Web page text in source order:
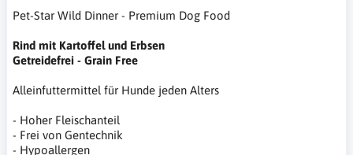
Pet-Star Wild Dinner - Premium Dog Food
Rind mit Kartoffel und Erbsen
Getreidefrei - Grain Free
Alleinfuttermittel für Hunde jeden Alters
- Hoher Fleischanteil
- Frei von Gentechnik
- Hypoallergen